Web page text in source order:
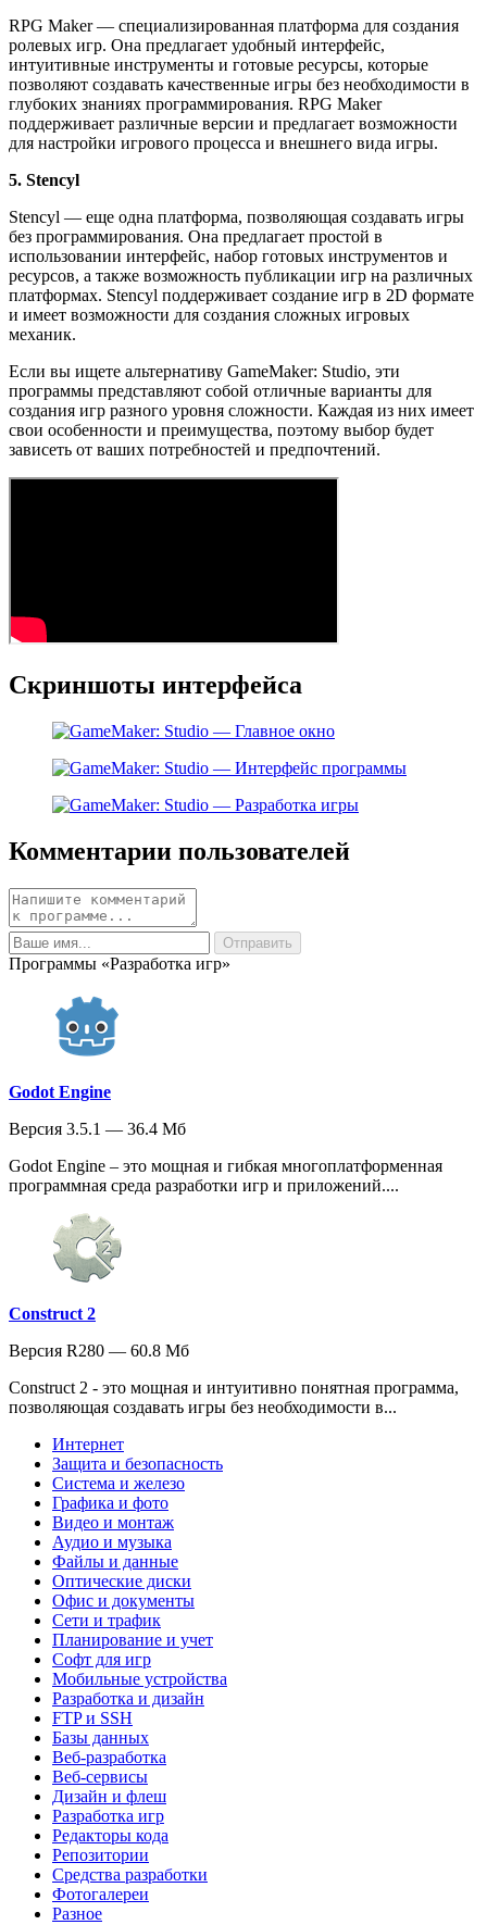
RPG Maker — специализированная платформа для создания
ролевых игр. Она предлагает удобный интерфейс,
интуитивные инструменты и готовые ресурсы, которые
позволяют создавать качественные игры без необходимости в
глубоких знаниях программирования. RPG Maker
поддерживает различные версии и предлагает возможности
для настройки игрового процесса и внешнего вида игры.
5. Stencyl
Stencyl — еще одна платформа, позволяющая создавать игры
без программирования. Она предлагает простой в
использовании интерфейс, набор готовых инструментов и
ресурсов, а также возможность публикации игр на различных
платформах. Stencyl поддерживает создание игр в 2D формате
и имеет возможности для создания сложных игровых
механик.
Если вы ищете альтернативу GameMaker: Studio, эти
программы представляют собой отличные варианты для
создания игр разного уровня сложности. Каждая из них имеет
свои особенности и преимущества, поэтому выбор будет
зависеть от ваших потребностей и предпочтений.
Скриншоты интерфейса
Комментарии пользователей
Программы «Разработка игр»
Godot Engine
Версия 3.5.1 — 36.4 Мб
Godot Engine – это мощная и гибкая многоплатформенная
программная среда разработки игр и приложений....
Construct 2
Версия R280 — 60.8 Мб
Construct 2 - это мощная и интуитивно понятная программа,
позволяющая создавать игры без необходимости в...
Интернет
Защита и безопасность
Система и железо
Графика и фото
Видео и монтаж
Аудио и музыка
Файлы и данные
Оптические диски
Офис и документы
Сети и трафик
Планирование и учет
Софт для игр
Мобильные устройства
Разработка и дизайн
FTP и SSH
Базы данных
Веб-разработка
Веб-сервисы
Дизайн и флеш
Разработка игр
Редакторы кода
Репозитории
Средства разработки
Фотогалереи
Разное